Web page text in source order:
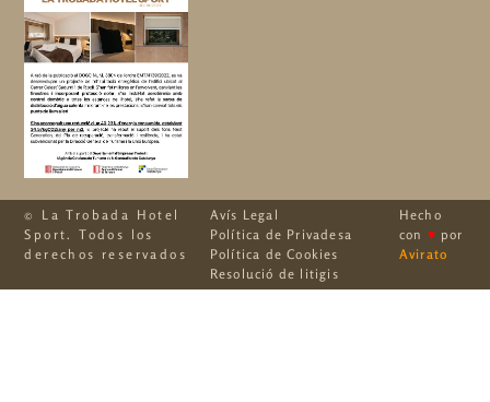
© La Trobada Hotel
Sport. Todos los
derechos reservados
Avís Legal
Política de Privadesa
Política de Cookies
Resolució de litigis
Hecho
con ♥ por
Avirato